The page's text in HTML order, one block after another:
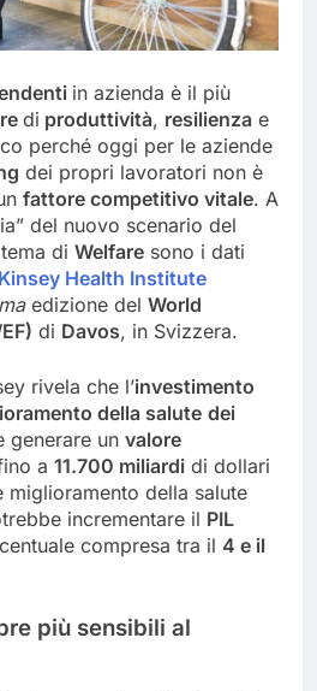
in azienda è il più
di produttività, resilienza e
perché oggi per le aziende
dei propri lavoratori non è
fattore competitivo vitale. A
del nuovo scenario del
di Welfare sono i dati
Health Institute
edizione del World
di Davos, in Svizzera.
rivela che l’investimento
della salute dei
generare un valore
a 11.700 miliardi di dollari
miglioramento della salute
incrementare il PIL
compresa tra il 4 e il
più sensibili al